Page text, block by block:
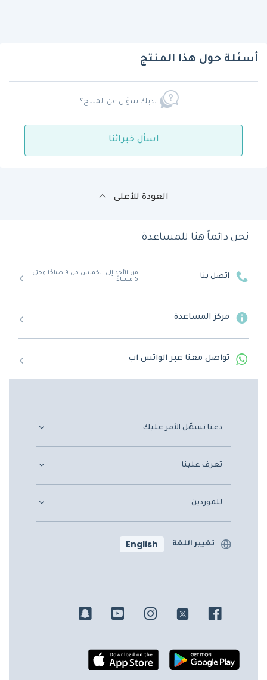
أسئلة حول هذا المنتج
لديك سؤال عن المنتج؟
اسأل خبرائنا
العودة للأعلى
نحن دائماً هنا للمساعدة
اتصل بنا
من الأحد إلى الخميس من 9 صباحًا وحتى
5 مساءً
مركز المساعدة
تواصل معنا عبر الواتس اب
دعنا نسهّل الأمر عليك
تعرف علينا
للموردين
تغيير اللغة English